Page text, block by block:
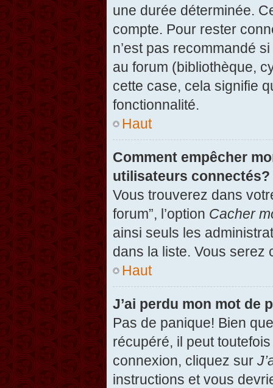
une durée déterminée.
compte. Pour rester
n’est pas recommandé
au forum (bibliothèque,
cette case, cela signifie
fonctionnalité.
Haut
Comment empêcher
utilisateurs connectés?
Vous trouverez dans
forum”, l’option Cacher
ainsi seuls les
dans la liste. Vous serez
Haut
J’ai perdu mon mot de
Pas de panique! Bien
récupéré, il peut
connexion, cliquez sur
instructions et vous